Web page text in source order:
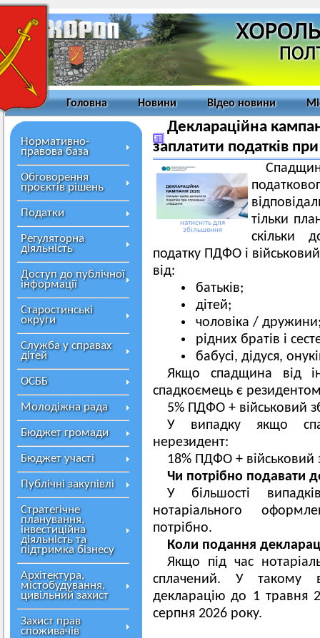
Головна Новини Відео новини
Нормативно-
правова база
Обговорення
проєктів рішень
Податки
Регуляторна
діяльність
Доступ до публічної
інформації
Старостинські
округи
Служба у справах
дітей
ОСББ
Молодіжна рада
Бюджет громади
Бюджет участі
Публічні закупівлі
Стратегічне
планування,
інвестиційна
діяльність та
підтримка бізнесу
Архітектура,
містобудування,
цивільний захист
Захист прав
споживачів
Деклараційна
заплатити податків
натисніть для
збільшення
тільки
скільки
податку ПДФО і
від:
батьків;
дітей;
чоловіка /
рідних братів і
бабусі, дідуся,
Якщо спадщина від
спадкоємець є
5% ПДФО + військовий
У випадку якщо
нерезидент:
18% ПДФО + військовий
Чи потрібно подавати
У більшості
нотаріального
потрібно.
Коли подання
Якщо під час
сплачений. У такому
декларацію до 1 травня
серпня 2026 року.